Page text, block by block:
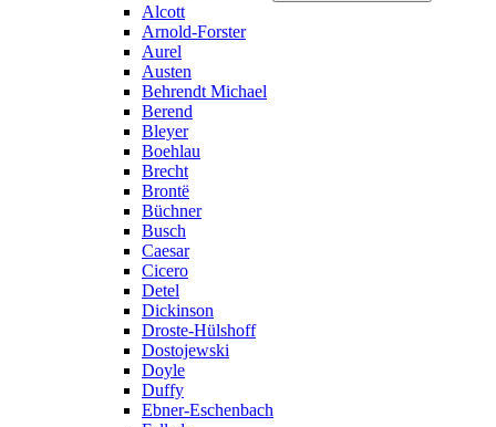
Alcott
Arnold-Forster
Aurel
Austen
Behrendt Michael
Berend
Bleyer
Boehlau
Brecht
Brontë
Büchner
Busch
Caesar
Cicero
Detel
Dickinson
Droste-Hülshoff
Dostojewski
Doyle
Duffy
Ebner-Eschenbach